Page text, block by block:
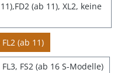
(ab 11), XL2, keine
(ab 11)
FS2 (ab 16 S-Modelle)